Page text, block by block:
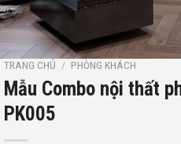
TRANG CHỦ / PHÒNG KHÁCH
Mẫu Combo nội thất
PK005